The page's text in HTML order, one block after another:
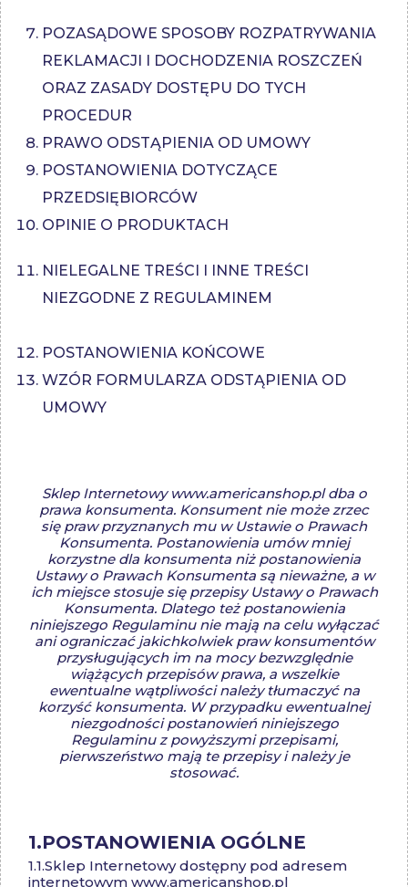
POZASĄDOWE SPOSOBY ROZPATRYWANIA
REKLAMACJI I DOCHODZENIA ROSZCZEŃ
ORAZ ZASADY DOSTĘPU DO TYCH
PROCEDUR
PRAWO ODSTĄPIENIA OD UMOWY
POSTANOWIENIA DOTYCZĄCE
PRZEDSIĘBIORCÓW
OPINIE O PRODUKTACH
NIELEGALNE TREŚCI I INNE TREŚCI
NIEZGODNE Z REGULAMINEM
POSTANOWIENIA KOŃCOWE
WZÓR FORMULARZA ODSTĄPIENIA OD
UMOWY
Sklep Internetowy www.americanshop.pl dba o
prawa konsumenta. Konsument nie może zrzec
się praw przyznanych mu w Ustawie o Prawach
Konsumenta. Postanowienia umów mniej
korzystne dla konsumenta niż postanowienia
Ustawy o Prawach Konsumenta są nieważne, a w
ich miejsce stosuje się przepisy Ustawy o Prawach
Konsumenta. Dlatego też postanowienia
niniejszego Regulaminu nie mają na celu wyłączać
ani ograniczać jakichkolwiek praw konsumentów
przysługujących im na mocy bezwzględnie
wiążących przepisów prawa, a wszelkie
ewentualne wątpliwości należy tłumaczyć na
korzyść konsumenta. W przypadku ewentualnej
niezgodności postanowień niniejszego
Regulaminu z powyższymi przepisami,
pierwszeństwo mają te przepisy i należy je
stosować.
1.POSTANOWIENIA OGÓLNE
1.1.Sklep Internetowy dostępny pod adresem
internetowym www.americanshop.pl